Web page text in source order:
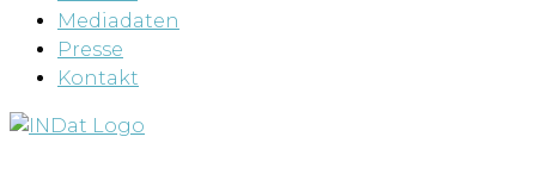
Mediadaten
Presse
Kontakt